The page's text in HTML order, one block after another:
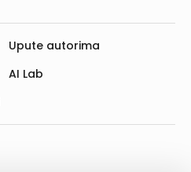
Upute autorima
AI Lab